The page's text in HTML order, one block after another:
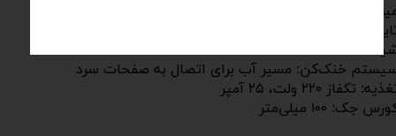
و آلارم: دیجیتال برای اعلام پایان زمان پرس و هواگیری
خنک‌کن: مسیر آب برای اتصال به صفحات سرد
تکفاز ۲۲۰ ولت، ۲۵ آمپر
جک: ۱۰۰ میلی‌متر